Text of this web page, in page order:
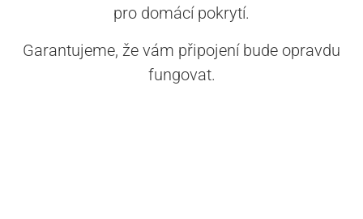
pro domácí pokrytí.
Garantujeme, že vám připojení bude opravdu
fungovat.